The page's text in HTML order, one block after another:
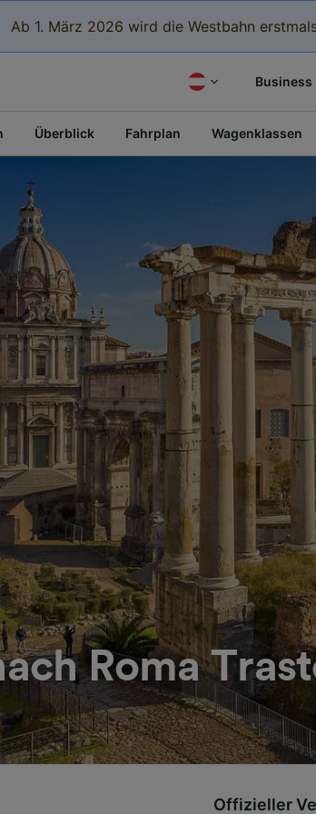
Ab 1. März 2026 wird die Westbahn
Business
Überblick Fahrplan Wagenklassen
Roma
Offizieller